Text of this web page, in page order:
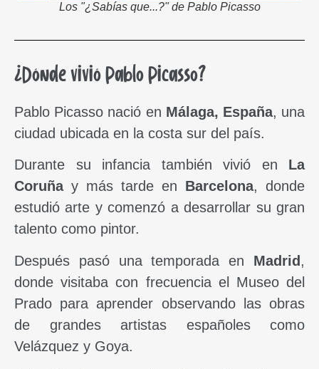
Los "¿Sabías que...?" de Pablo Picasso
¿Dónde vivió Pablo Picasso?
Pablo Picasso nació en Málaga, España, una
ciudad ubicada en la costa sur del país.
Durante su infancia también vivió en La
Coruñay más tarde en Barcelona, donde
estudió arte y comenzó a desarrollar su gran
talento como pintor.
Después pasó una temporada en Madrid ,
donde visitaba con frecuencia el Museo del
Prado para aprender observando las obras
de grandes artistas españoles como
Velázquez y Goya.